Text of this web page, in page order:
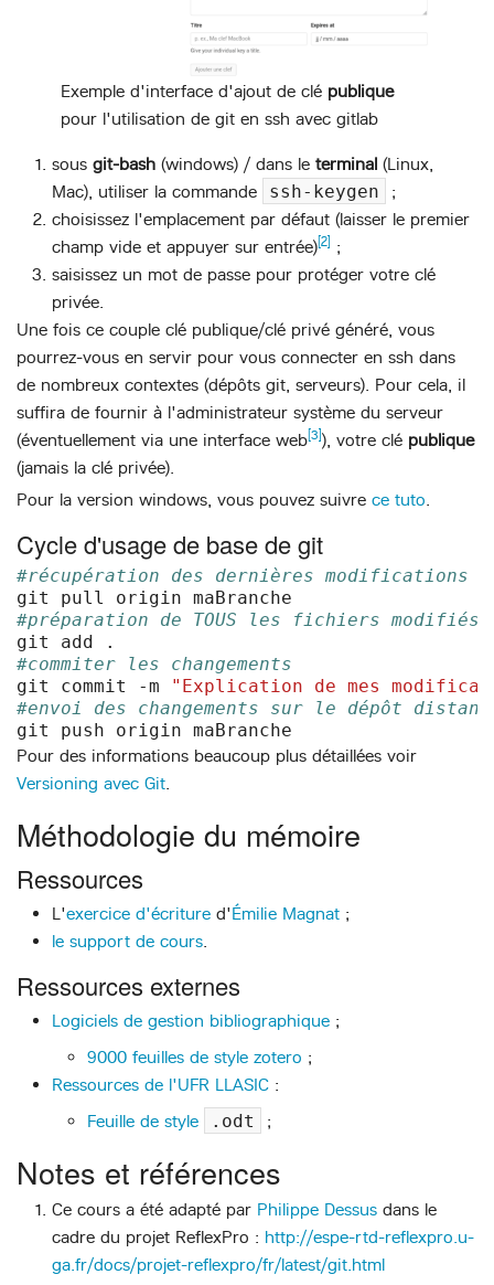
Exemple d'interface d'ajout de clé publique
pour l'utilisation de git en ssh avec gitlab
sous git-bash (windows) / dans le terminal (Linux,
Mac), utiliser la commande
ssh-keygen
;
choisissez l'emplacement par défaut (laisser le premier
champ vide et appuyer sur entrée) [2]
;
saisissez un mot de passe pour protéger votre clé
privée.
Une fois ce couple clé publique/clé privé généré, vous
pourrez-vous en servir pour vous connecter en ssh dans
de nombreux contextes (dépôts git, serveurs). Pour cela, il
suffira de fournir à l'administrateur système du serveur
(éventuellement via une interface web [3] ), votre clé publique
(jamais la clé privée).
Pour la version windows, vous pouvez suivre ce tuto.
Cycle d'usage de base de git
#récupération des dernières modifications
git
pull origin
#préparation de TOUS les fichiers modifiés
git
add
#commiter les changements
git
commit -m
"Explication de mes
#envoi des changements sur le dépôt distant
git
push origin
Pour des informations beaucoup plus détaillées voir
Versioning avec Git
Méthodologie du mémoire
Ressources
L'exercice d'écriture d'Émilie Magnat ;
le support de cours.
Ressources externes
Logiciels de gestion bibliographique ;
9000 feuilles de style zotero ;
Ressources de l'UFR LLASIC :
Feuille de style
.odt ;
Notes et références
Ce cours a été adapté par Philippe Dessus dans le
cadre du projet ReflexPro : http://espe-rtd-reflexpro.u-
ga.fr/docs/projet-reflexpro/fr/latest/git.html